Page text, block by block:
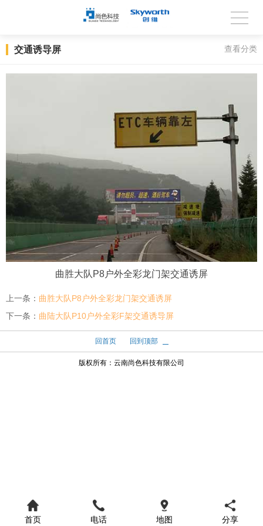
交通诱导屏 查看分类
曲胜大队P8户外全彩龙门架交通诱屏
上一条： 曲胜大队P8户外全彩龙门架交通诱屏
下一条： 曲陆大队P10户外全彩F架交通诱导屏
回首页 回到顶部
版权所有： 云南尚色科技有限公司
首页 电话 地图 分享